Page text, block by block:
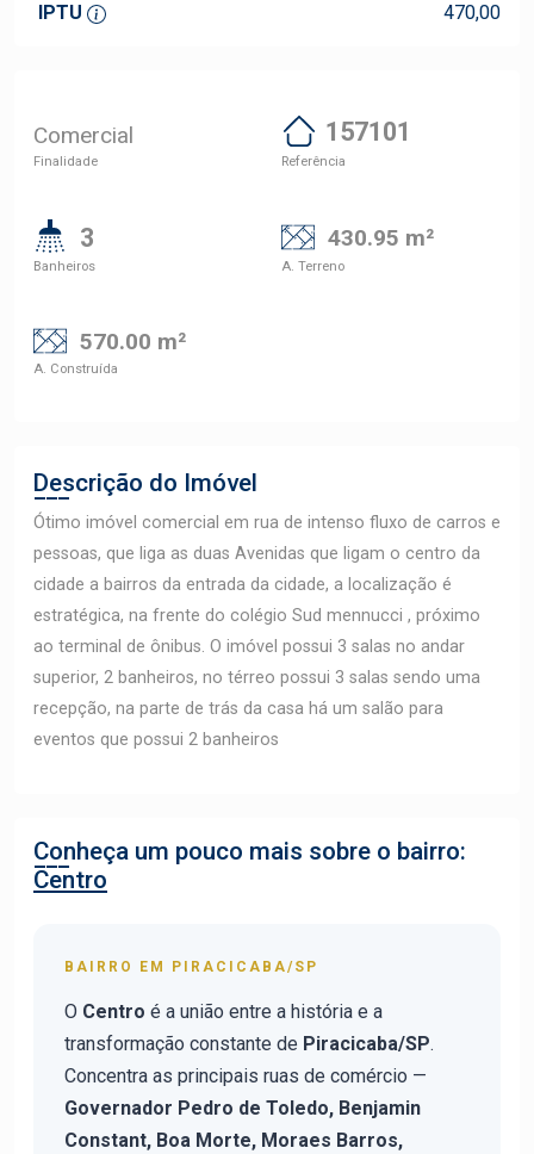
IPTU 470,00
Comercial
Finalidade
157101
Referência
3
Banheiros
430.95 m²
A. Terreno
570.00 m²
A. Construída
Descrição do Imóvel
Ótimo imóvel comercial em rua de intenso fluxo de carros e
pessoas, que liga as duas Avenidas que ligam o centro da
cidade a bairros da entrada da cidade, a localização é
estratégica, na frente do colégio Sud mennucci , próximo
ao terminal de ônibus. O imóvel possui 3 salas no andar
superior, 2 banheiros, no térreo possui 3 salas sendo uma
recepção, na parte de trás da casa há um salão para
eventos que possui 2 banheiros
Conheça um pouco mais sobre o bairro:
Centro
BAIRRO EM PIRACICABA/SP
O Centro é a união entre a história e a
transformação constante de Piracicaba/SP.
Concentra as principais ruas de comércio —
Governador Pedro de Toledo, Benjamin
Constant, Boa Morte, Moraes Barros,